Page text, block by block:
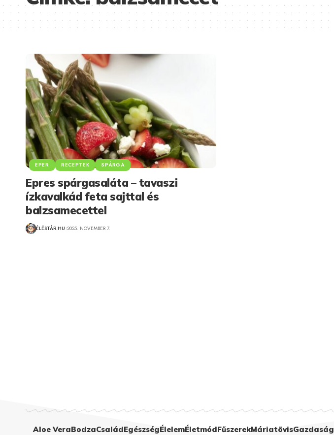
EPER RECEPTEK SPÁRGA
Epres spárgasaláta – tavaszi
ízkavalkád feta sajttal és
balzsamecettel
ÉLÉSTÁR.HU 2025. NOVEMBER 7.
Aloe VeraBodzaCsaládEgészségÉlelemÉletmódFűszerekMáriatövisGazdaság